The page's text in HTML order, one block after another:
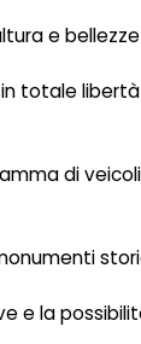
e
totale
di
la